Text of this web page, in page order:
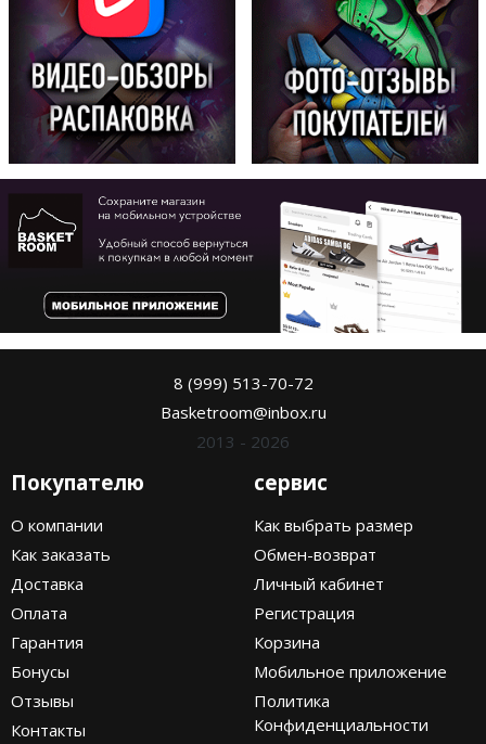
8 (999) 513-70-72
Basketroom@inbox.ru
2013 - 2026
Покупателю
О компании
Как заказать
Доставка
Оплата
Гарантия
Бонусы
Отзывы
Контакты
сервис
Как выбрать размер
Обмен-возврат
Личный кабинет
Регистрация
Корзина
Мобильное приложение
Политика
Конфиденциальности